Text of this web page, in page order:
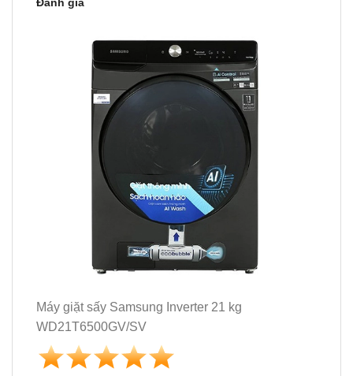
Máy giặt sấy Samsung Inverter 21 kg
WD21T6500GV/SV